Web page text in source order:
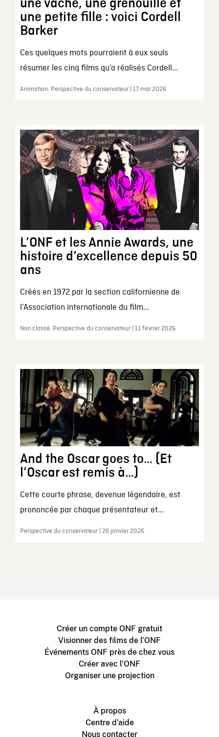
une vache, une grenouille et
une petite fille : voici Cordell
Barker
Ces quelques mots pourraient à eux seuls
résumer les cinq films qu’a réalisés Cordell...
Animation, Perspective du conservateur | 17 mai 2026
L’ONF et les Annie Awards, une
histoire d’excellence depuis 50
ans
Créés en 1972 par la section californienne de
l’Association internationale du film...
Non classé, Perspective du conservateur | 11 février 2026
And the Oscar goes to… (Et
l’Oscar est remis à…)
Cette courte phrase, devenue légendaire, est
prononcée par chaque présentateur et...
Perspective du conservateur | 26 janvier 2026
Créer un compte ONF gratuit
Visionner des films de l'ONF
Événements ONF près de chez vous
Créer avec l'ONF
Organiser une projection
À propos
Centre d'aide
Nous contacter